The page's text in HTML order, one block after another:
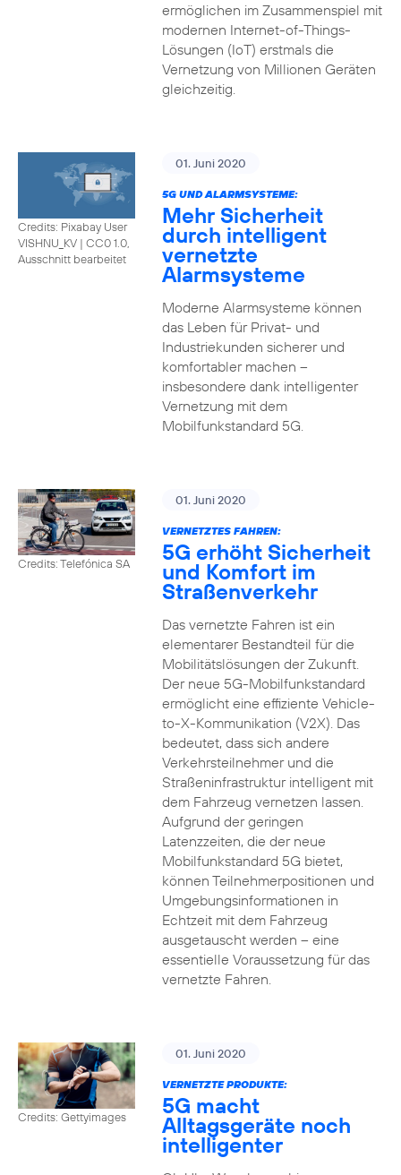
ermöglichen im Zusammenspiel mit
modernen Internet-of-Things-
Lösungen (IoT) erstmals die
Vernetzung von Millionen Geräten
gleichzeitig.
Credits: Pixabay User
VISHNU_KV | CC0 1.0,
Ausschnitt bearbeitet
01. Juni 2020
5G UND ALARMSYSTEME:
Mehr Sicherheit
durch intelligent
vernetzte
Alarmsysteme
Moderne Alarmsysteme können
das Leben für Privat- und
Industriekunden sicherer und
komfortabler machen –
insbesondere dank intelligenter
Vernetzung mit dem
Mobilfunkstandard 5G.
Credits: Telefónica SA
01. Juni 2020
VERNETZTES FAHREN:
5G erhöht Sicherheit
und Komfort im
Straßenverkehr
Das vernetzte Fahren ist ein
elementarer Bestandteil für die
Mobilitätslösungen der Zukunft.
Der neue 5G-Mobilfunkstandard
ermöglicht eine effiziente Vehicle-
to-X-Kommunikation (V2X). Das
bedeutet, dass sich andere
Verkehrsteilnehmer und die
Straßeninfrastruktur intelligent mit
dem Fahrzeug vernetzen lassen.
Aufgrund der geringen
Latenzzeiten, die der neue
Mobilfunkstandard 5G bietet,
können Teilnehmerpositionen und
Umgebungsinformationen in
Echtzeit mit dem Fahrzeug
ausgetauscht werden – eine
essentielle Voraussetzung für das
vernetzte Fahren.
Credits: Gettyimages
01. Juni 2020
VERNETZTE PRODUKTE:
5G macht
Alltagsgeräte noch
intelligenter